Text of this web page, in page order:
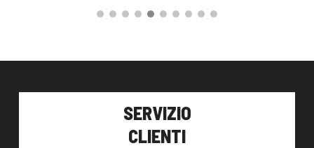
SERVIZIO
CLIENTI